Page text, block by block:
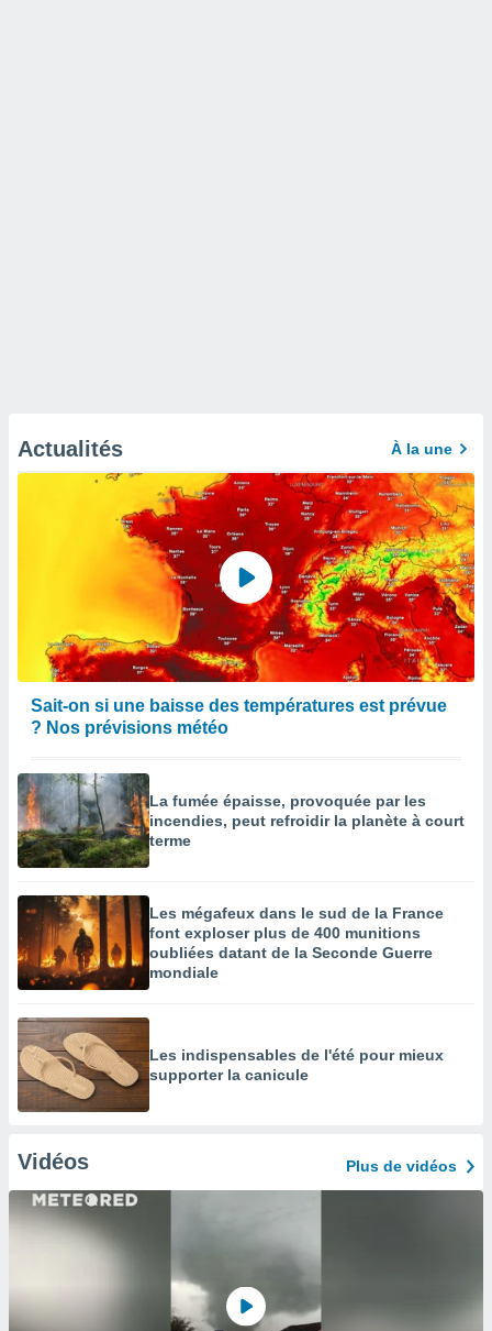
Actualités À la une
Sait-on si une baisse des températures est prévue
? Nos prévisions météo
La fumée épaisse, provoquée par les
incendies, peut refroidir la planète à court
terme
Les mégafeux dans le sud de la France
font exploser plus de 400 munitions
oubliées datant de la Seconde Guerre
mondiale
Les indispensables de l'été pour mieux
supporter la canicule
Vidéos Plus de vidéos